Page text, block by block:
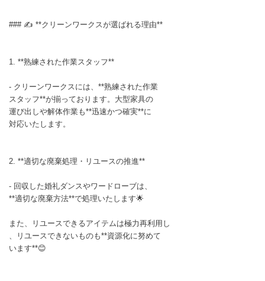
### ✍ **クリーンワークスが選ばれる理由**
1. **熟練された作業スタッフ**
- クリーンワークスには、**熟練された作業
スタッフ**が揃っております。大型家具の
運び出しや解体作業も**迅速かつ確実**に
対応いたします。
2. **適切な廃棄処理・リユースの推進**
- 回収した婚礼ダンスやワードローブは、
**適切な廃棄方法**で処理いたします🌟
また、リユースできるアイテムは極力再利用し
、リユースできないものも**資源化に努めて
います**😊